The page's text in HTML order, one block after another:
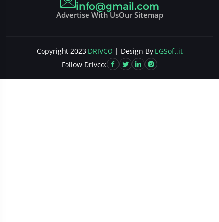
info@gmail.com
Advertise With UsOur Sitemap
Copyright 2023 DRIVCO | Design By EGSoft.it
Follow Drivco: